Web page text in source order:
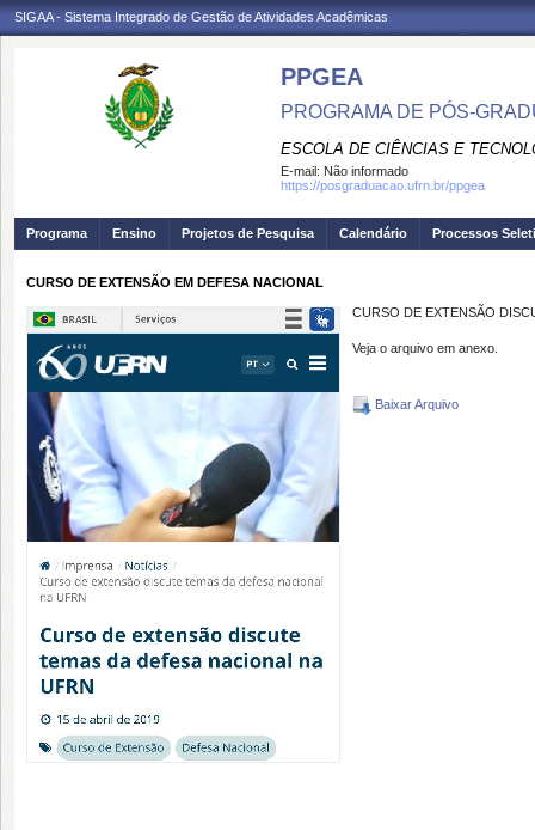
SIGAA - Sistema Integrado de Gestão de Atividades Acadêmicas
PPGEA
PROGRAMA DE PÓS-
ESCOLA DE CIÊNCIAS E
E-mail: Não informado
https://posgraduacao.ufrn.br/ppgea
Programa Ensino Projetos de Pesquisa Calendário Processos
CURSO DE EXTENSÃO EM DEFESA NACIONAL
CURSO DE EXTENSÃO
Veja o arquivo em anexo.
Baixar Arquivo